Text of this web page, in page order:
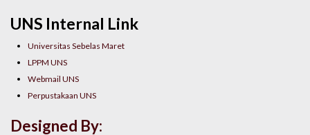
UNS Internal Link
Universitas Sebelas Maret
LPPM UNS
Webmail UNS
Perpustakaan UNS
Designed By: